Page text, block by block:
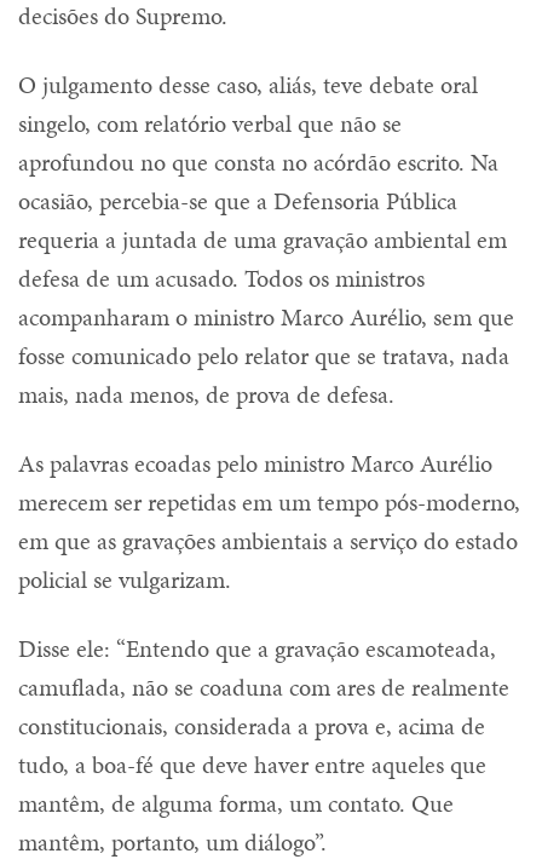
decisões do Supremo.
O julgamento desse caso, aliás, teve debate oral
singelo, com relatório verbal que não se
aprofundou no que consta no acórdão escrito. Na
ocasião, percebia-se que a Defensoria Pública
requeria a juntada de uma gravação ambiental em
defesa de um acusado. Todos os ministros
acompanharam o ministro Marco Aurélio, sem que
fosse comunicado pelo relator que se tratava, nada
mais, nada menos, de prova de defesa.
As palavras ecoadas pelo ministro Marco Aurélio
merecem ser repetidas em um tempo pós-moderno,
em que as gravações ambientais a serviço do estado
policial se vulgarizam.
Disse ele: “Entendo que a gravação escamoteada,
camuflada, não se coaduna com ares de realmente
constitucionais, considerada a prova e, acima de
tudo, a boa-fé que deve haver entre aqueles que
mantêm, de alguma forma, um contato. Que
mantêm, portanto, um diálogo”.